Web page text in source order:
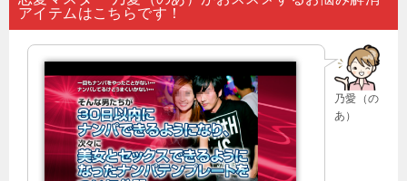
ビ
アイテムはこちらです！
乃愛（の
あ）